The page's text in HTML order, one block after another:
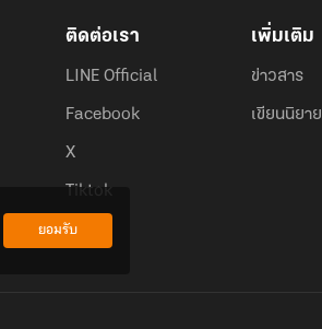
ติดต่อเรา
LINE Official
Facebook
X
Tiktok
เพิ่มเติม
ข่าวสาร
เขียนนิยาย
ยอมรับ